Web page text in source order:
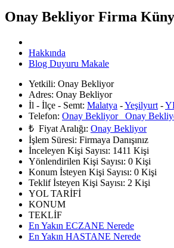
Onay Bekliyor Firma
Hakkında
Blog Duyuru Makale
Yetkili: Onay Bekliyor
Adres: Onay Bekliyor
İl - İlçe - Semt: Malatya -Yeşilyurt -
Telefon: Onay Bekliyor Onay
₺ Fiyat Aralığı: Onay Bekliyor
İşlem Süresi: Firmaya Danışınız
İnceleyen Kişi Sayısı: 1411 Kişi
Yönlendirilen Kişi Sayısı: 0 Kişi
Konum İsteyen Kişi Sayısı: 0 Kişi
Teklif İsteyen Kişi Sayısı: 2 Kişi
YOL TARİFİ
KONUM
TEKLİF
En Yakın ECZANE Nerede
En Yakın HASTANE Nerede